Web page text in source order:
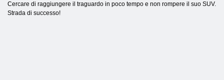
Cercare di raggiungere il traguardo in poco tempo e non rompere il suo SUV.
Strada di successo!